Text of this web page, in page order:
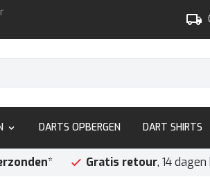
DARTS OPBERGEN DART SHIRTS
* Gratis retour, 14